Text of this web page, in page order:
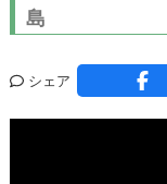
島
シェア